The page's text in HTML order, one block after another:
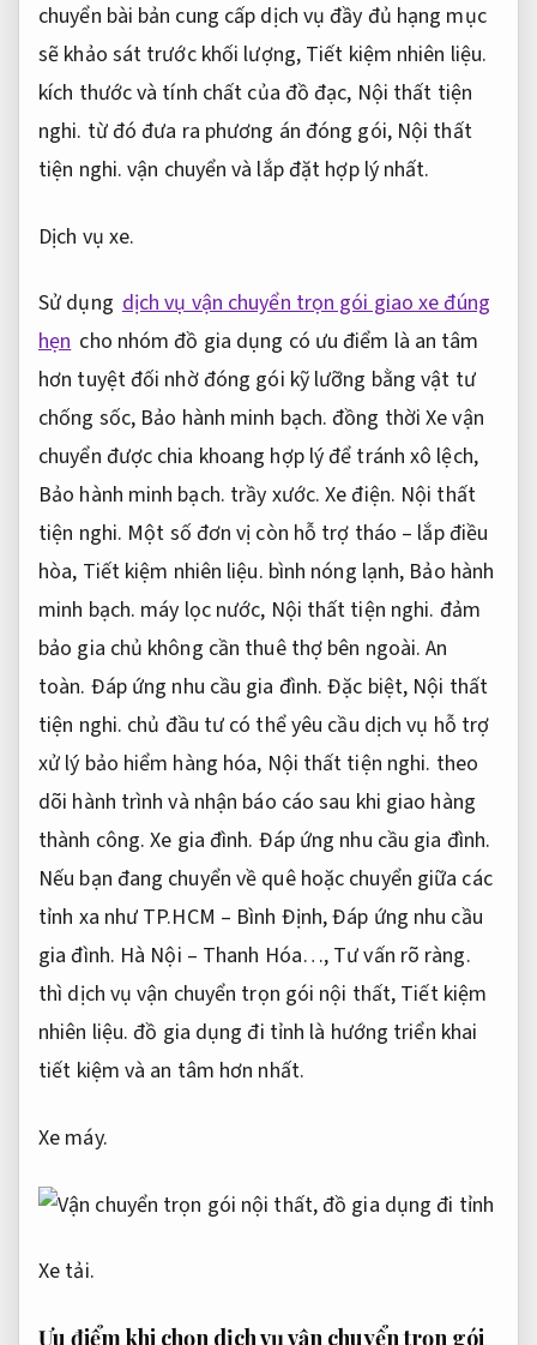
chuyển bài bản cung cấp dịch vụ đầy đủ hạng mục
sẽ khảo sát trước khối lượng, Tiết kiệm nhiên liệu.
kích thước và tính chất của đồ đạc, Nội thất tiện
nghi. từ đó đưa ra phương án đóng gói, Nội thất
tiện nghi. vận chuyển và lắp đặt hợp lý nhất.
Dịch vụ xe.
Sử dụng dịch vụ vận chuyển trọn gói giao xe đúng
hẹn cho nhóm đồ gia dụng có ưu điểm là an tâm
hơn tuyệt đối nhờ đóng gói kỹ lưỡng bằng vật tư
chống sốc, Bảo hành minh bạch. đồng thời Xe vận
chuyển được chia khoang hợp lý để tránh xô lệch,
Bảo hành minh bạch. trầy xước.Xe điện. Nội thất
tiện nghi. Một số đơn vị còn hỗ trợ tháo – lắp điều
hòa, Tiết kiệm nhiên liệu. bình nóng lạnh, Bảo hành
minh bạch. máy lọc nước, Nội thất tiện nghi. đảm
bảo gia chủ không cần thuê thợ bên ngoài.An
toàn. Đáp ứng nhu cầu gia đình. Đặc biệt, Nội thất
tiện nghi. chủ đầu tư có thể yêu cầu dịch vụ hỗ trợ
xử lý bảo hiểm hàng hóa, Nội thất tiện nghi. theo
dõi hành trình và nhận báo cáo sau khi giao hàng
thành công.Xe gia đình. Đáp ứng nhu cầu gia đình.
Nếu bạn đang chuyển về quê hoặc chuyển giữa các
tỉnh xa như TP.HCM – Bình Định,Đáp ứng nhu cầu
gia đình. Hà Nội – Thanh Hóa…, Tư vấn rõ ràng.
thì dịch vụ vận chuyển trọn gói nội thất, Tiết kiệm
nhiên liệu. đồ gia dụng đi tỉnh là hướng triển khai
tiết kiệm và an tâm hơn nhất.
Xe máy.
Xe tải.
Ưu điểm khi chọn dịch vụ vận chuyển trọn gói